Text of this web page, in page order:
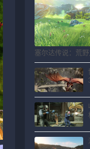
塞尔达传说：荒